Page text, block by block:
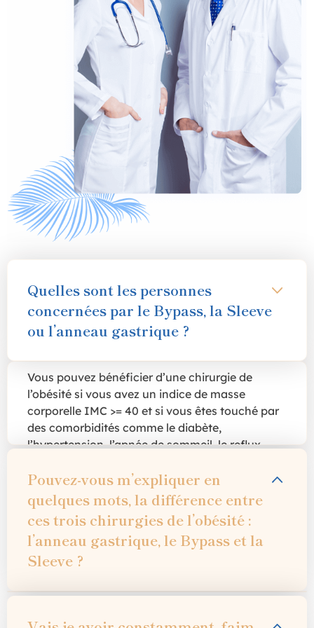
Quelles sont les personnes
concernées par le Bypass, la Sleeve
ou l’anneau gastrique ?
Vous pouvez bénéficier d’une chirurgie de
l’obésité si vous avez un indice de masse
corporelle IMC >= 40 et si vous êtes touché par
des comorbidités comme le diabète,
l’hypertension, l’apnée de sommeil, le reflux
Pouvez-vous m’expliquer en
quelques mots, la différence entre
ces trois chirurgies de l’obésité :
l’anneau gastrique, le Bypass et la
Sleeve ?
sleeve gastrectomie sont des gestes